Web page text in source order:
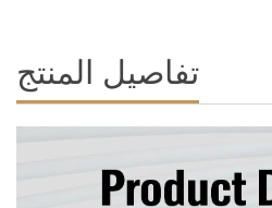
تفاصيل المنتج